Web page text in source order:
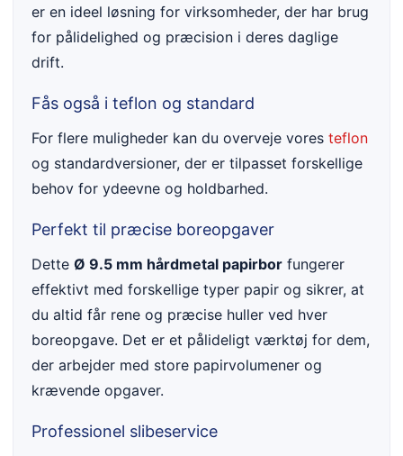
er en ideel løsning for virksomheder, der har brug
for pålidelighed og præcision i deres daglige
drift.
Fås også i teflon og standard
For flere muligheder kan du overveje vores teflon
og standardversioner, der er tilpasset forskellige
behov for ydeevne og holdbarhed.
Perfekt til præcise boreopgaver
Dette Ø 9.5 mm hårdmetal papirbor fungerer
effektivt med forskellige typer papir og sikrer, at
du altid får rene og præcise huller ved hver
boreopgave. Det er et pålideligt værktøj for dem,
der arbejder med store papirvolumener og
krævende opgaver.
Professionel slibeservice